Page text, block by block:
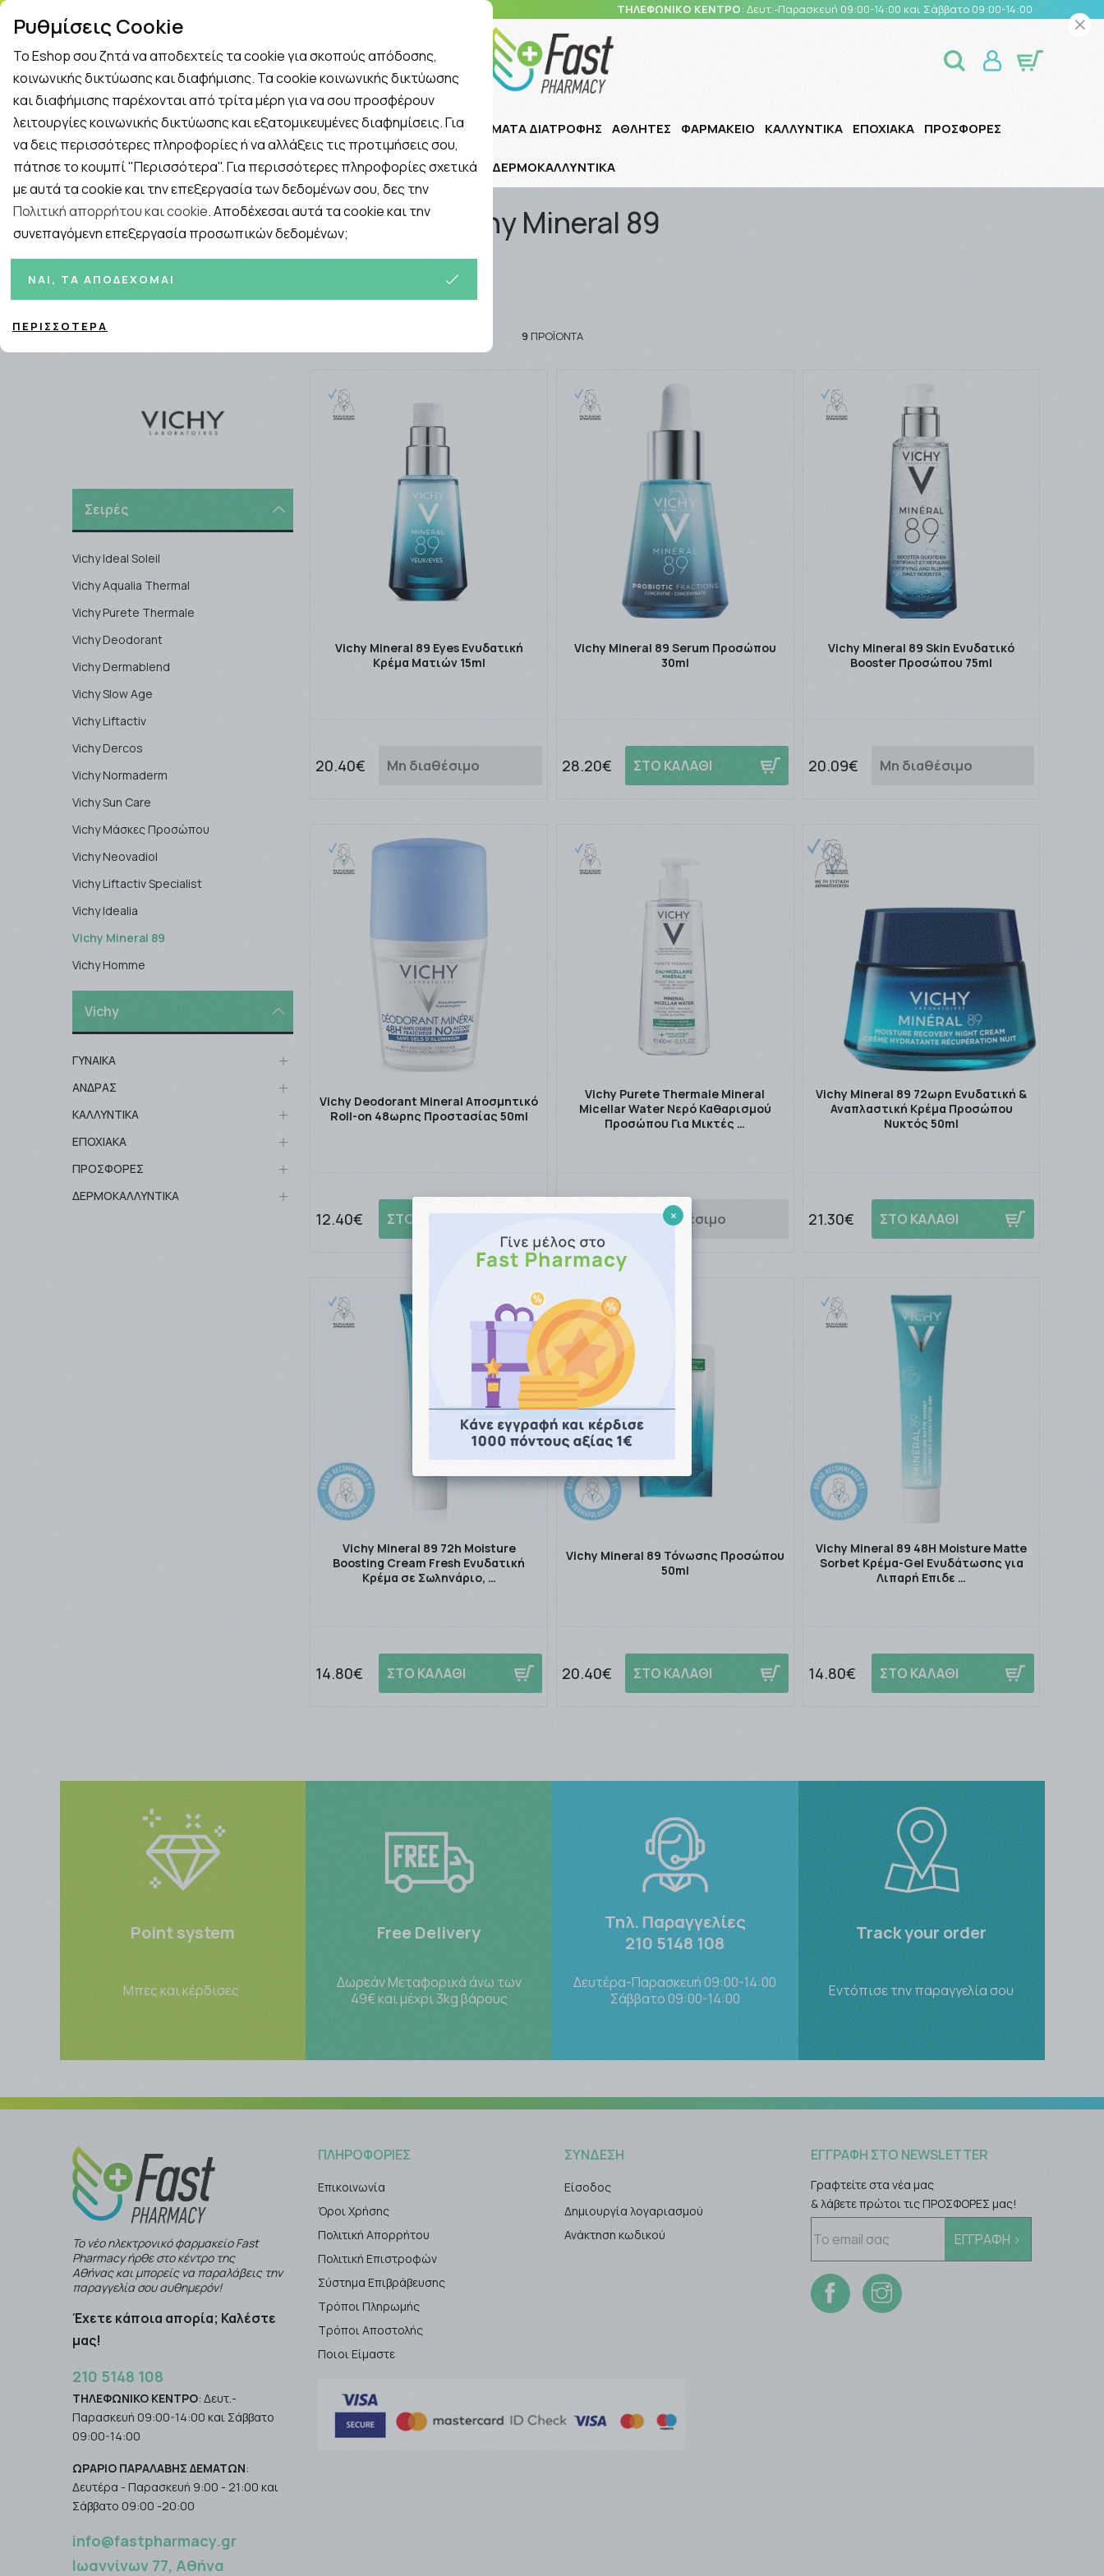
ΤΗΛΕΦΩΝΙΚΟ ΚΕΝΤΡΟ: Δευτ.-Παρασκευή 09:00-14:00 και Σάββατο 09:00-14:00
Rapid Test Γρίπη - Κρυολόγημα
Εταιρείες ΓΥΝΑΙΚΑ ΑΝΔΡΑΣ ΜΗΤΕΡΑ ΚΑΙ ΠΑΙΔΙ ΣΥΜΠΛΗΡΩΜΑΤΑ ΔΙΑΤΡΟΦΗΣ ΑΘΛΗΤΕΣ ΦΑΡΜΑΚΕΙΟ ΚΑΛΛΥΝΤΙΚΑ ΕΠΟΧΙΑΚΑ ΠΡΟΣΦΟΡΕΣ
ΔΕΡΜΟΚΑΛΛΥΝΤΙΚΑ
Αρχική / Εταιρίες / Vichy /Vichy Mineral 89
Vichy Mineral 89
Ταξινόμηση Προβολή
9 ΠΡΟΪΌΝΤΑ
Σειρές
Vichy Ideal Soleil
Vichy Aqualia Thermal
Vichy Purete Thermale
Vichy Deodorant
Vichy Dermablend
Vichy Slow Age
Vichy Liftactiv
Vichy Dercos
Vichy Normaderm
Vichy Sun Care
Vichy Μάσκες Προσώπου
Vichy Neovadiol
Vichy Liftactiv Specialist
Vichy Idealia
Vichy Mineral 89
Vichy Homme
Vichy
ΓΥΝΑΙΚΑ
ΑΝΔΡΑΣ
ΚΑΛΛΥΝΤΙΚΑ
ΕΠΟΧΙΑΚΑ
ΠΡΟΣΦΟΡΕΣ
ΔΕΡΜΟΚΑΛΛΥΝΤΙΚΑ
Vichy Mineral 89 Eyes Ενυδατική
Κρέμα Ματιών 15ml
20.40€ Μη διαθέσιμο
Vichy Mineral 89 Serum Προσώπου
30ml
28.20€ ΣΤΟ ΚΑΛΑΘΙ
Vichy Mineral 89 Skin Ενυδατικό
Booster Προσώπου 75ml
20.09€ Μη διαθέσιμο
Vichy Deodorant Mineral Αποσμητικό
Roll-on 48ωρης Προστασίας 50ml
12.40€ ΣΤΟ ΚΑΛΑΘΙ
Vichy Purete Thermale Mineral
Micellar Water Νερό Καθαρισμού
Προσώπου Για Μικτές …
12.67€ Μη διαθέσιμο
Vichy Mineral 89 72ωρη Ενυδατική &
Αναπλαστική Κρέμα Προσώπου
Νυκτός 50ml
21.30€ ΣΤΟ ΚΑΛΑΘΙ
Vichy Mineral 89 72h Moisture
Boosting Cream Fresh Ενυδατική
Κρέμα σε Σωληνάριο, …
14.80€ ΣΤΟ ΚΑΛΑΘΙ
Vichy Mineral 89 Τόνωσης Προσώπου
50ml
20.40€ ΣΤΟ ΚΑΛΑΘΙ
Vichy Mineral 89 48H Moisture Matte
Sorbet Κρέμα-Gel Ενυδάτωσης για
Λιπαρή Επιδε …
14.80€ ΣΤΟ ΚΑΛΑΘΙ
Point system
Μπες και κέρδισες
Free Delivery
Δωρεάν Μεταφορικά άνω των
49€ και μέχρι 3kg βάρους
Τηλ. Παραγγελίες
210 5148 108
Δευτέρα-Παρασκευή 09:00-14:00
Σάββατο 09:00-14:00
Track your order
Εντόπισε την παραγγελία σου
Το νέο ηλεκτρονικό φαρμακείο Fast
Pharmacy ήρθε στο κέντρο της
Αθήνας και μπορείς να παραλάβεις την
παραγγελία σου αυθημερόν!
Έχετε κάποια απορία; Καλέστε
μας!
210 5148 108
ΤΗΛΕΦΩΝΙΚΟ ΚΕΝΤΡΟ: Δευτ.-
Παρασκευή 09:00-14:00 και Σάββατο
09:00-14:00
ΩΡΑΡΙΟ ΠΑΡΑΛΑΒΗΣ ΔΕΜΑΤΩΝ:
Δευτέρα - Παρασκευή 9:00 - 21:00 και
Σάββατο 09:00 -20:00
info@fastpharmacy.gr
Ιωαννίνων 77, Αθήνα
ΠΛΗΡΟΦΟΡΊΕΣ
Επικοινωνία
Όροι Χρήσης
Πολιτική Απορρήτου
Πολιτική Επιστροφών
Σύστημα Επιβράβευσης
Τρόποι Πληρωμής
Τρόποι Αποστολής
Ποιοι Είμαστε
ΣΎΝΔΕΣΗ
Είσοδος
Δημιουργία λογαριασμού
Ανάκτηση κωδικού
ΕΓΓΡΑΦΉ ΣΤΟ NEWSLETTER
Γραφτείτε στα νέα μας
& λάβετε πρώτοι τις ΠΡΟΣΦΟΡΕΣ μας!
×
Ρυθμίσεις Cookie
Το Eshop σου ζητά να αποδεχτείς τα cookie για σκοπούς απόδοσης,
κοινωνικής δικτύωσης και διαφήμισης. Τα cookie κοινωνικής δικτύωσης
και διαφήμισης παρέχονται από τρίτα μέρη για να σου προσφέρουν
λειτουργίες κοινωνικής δικτύωσης και εξατομικευμένες διαφημίσεις. Για
να δεις περισσότερες πληροφορίες ή να αλλάξεις τις προτιμήσεις σου,
πάτησε το κουμπί "Περισσότερα". Για περισσότερες πληροφορίες σχετικά
με αυτά τα cookie και την επεξεργασία των δεδομένων σου, δες την
Πολιτική απορρήτου και cookie. Αποδέχεσαι αυτά τα cookie και την
συνεπαγόμενη επεξεργασία προσωπικών δεδομένων;
ΝΑΙ, ΤΑ ΑΠΟΔΈΧΟΜΑΙ
ΠΕΡΙΣΣΌΤΕΡΑ